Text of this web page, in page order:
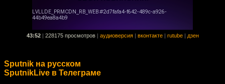
43:52 228175 просмотров аудиоверсия вконтакте rutube дзен
Sputnik на русском
SputnikLive в Телеграме